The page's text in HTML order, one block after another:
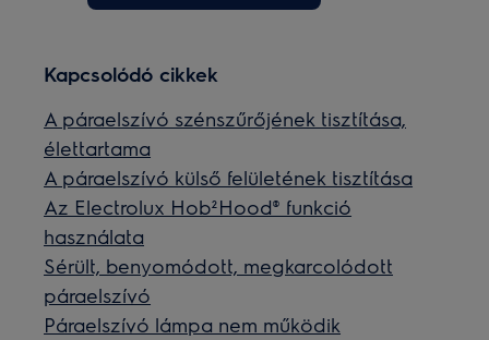
Kapcsolódó cikkek
A páraelszívó szénszűrőjének tisztítása,
élettartama
A páraelszívó külső felületének tisztítása
Az Electrolux Hob²Hood® funkció
használata
Sérült, benyomódott, megkarcolódott
páraelszívó
Páraelszívó lámpa nem működik